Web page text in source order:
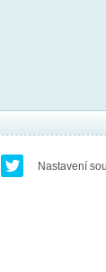
Nastavení